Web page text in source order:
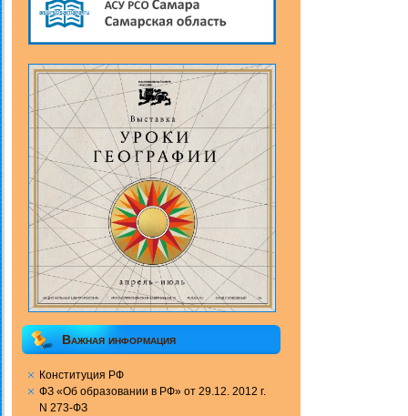
Важная информация
Конституция РФ
ФЗ «Об образовании в РФ» от 29.12. 2012 г.
N 273-ФЗ